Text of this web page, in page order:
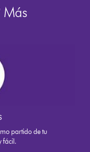
Más
partido de tu
fácil.